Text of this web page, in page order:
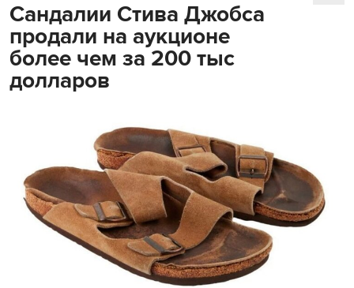
Сандалии Стива Джобса
продали на аукционе
более чем за 200 тыс
долларов